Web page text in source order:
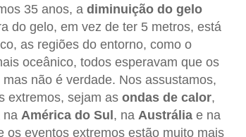
35 anos, a diminuição do gelo
do gelo, em vez de ter 5 metros, está
as regiões do entorno, como o
oceânico, todos esperavam que os
não é verdade. Nos assustamos,
extremos, sejam as ondas de calor,
na América do Sul , na Austráliae na
os eventos extremos estão muito mais